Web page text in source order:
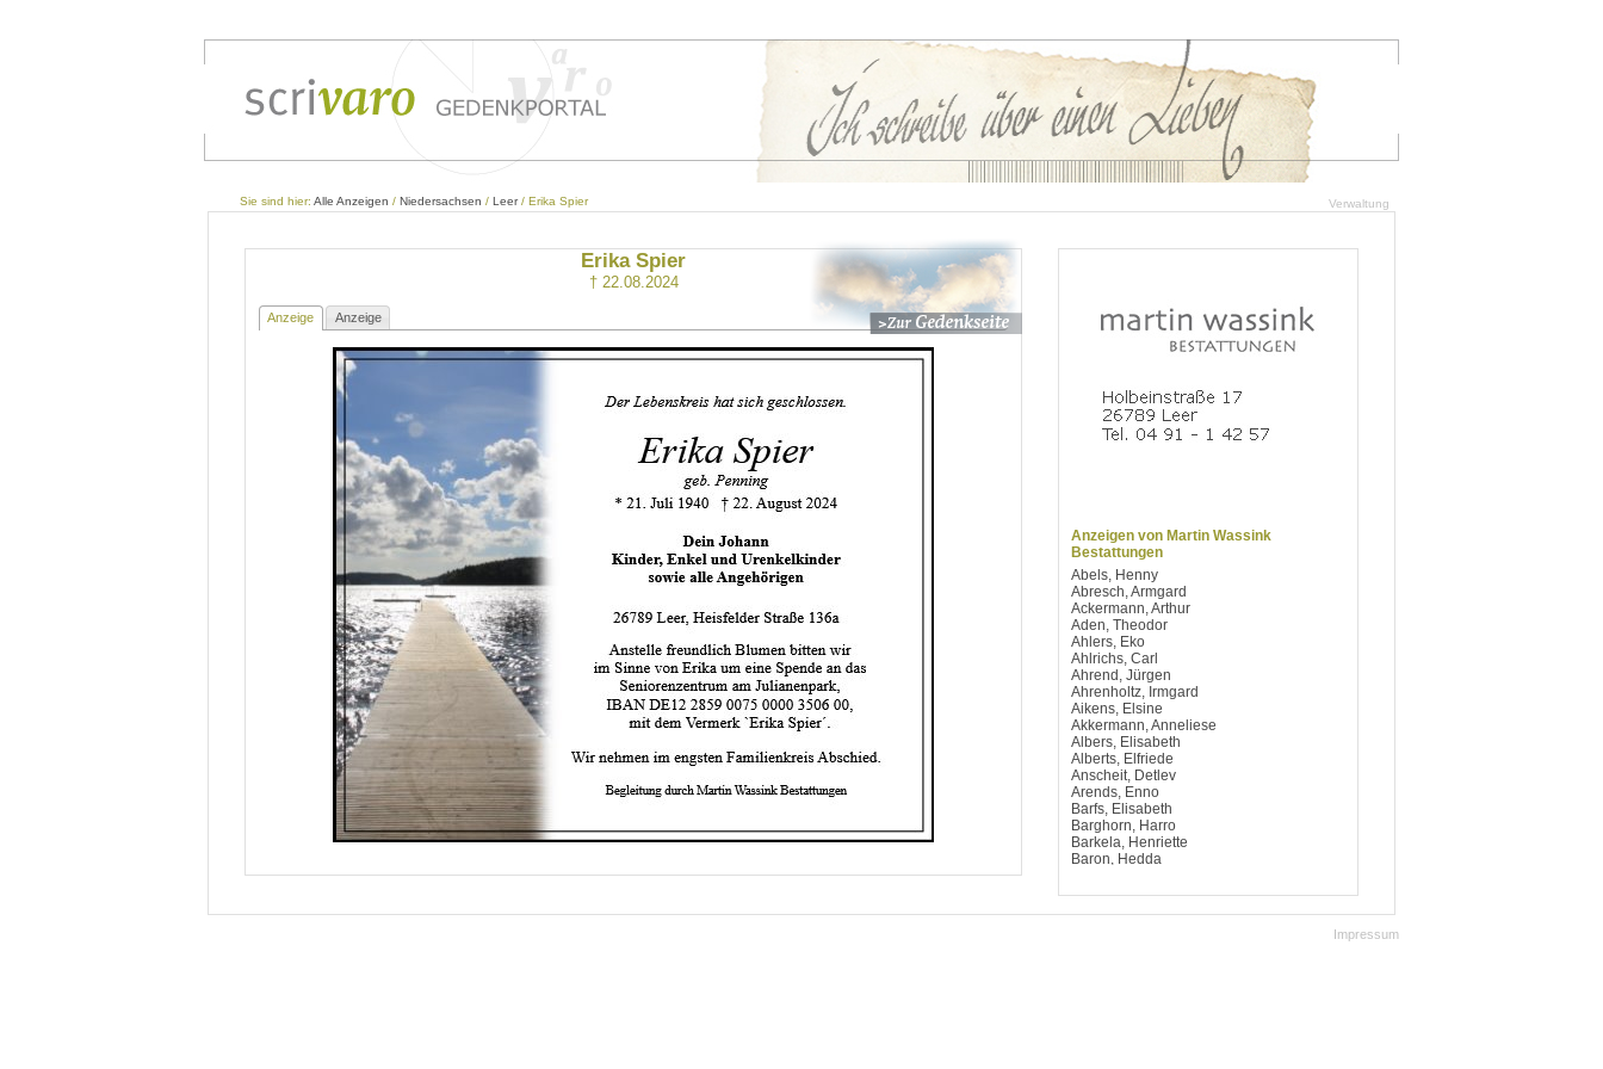
Verwaltung
Sie sind hier: Alle Anzeigen / Niedersachsen / Leer/ Erika Spier
Erika Spier
† 22.08.2024
Anzeige Anzeige
Anzeigen von Martin Wassink
Bestattungen
Abels, Henny
Abresch, Armgard
Ackermann, Arthur
Aden, Theodor
Ahlers, Eko
Ahlrichs, Carl
Ahrend, Jürgen
Ahrenholtz, Irmgard
Aikens, Elsine
Akkermann, Anneliese
Albers, Elisabeth
Alberts, Elfriede
Anscheit, Detlev
Arends, Enno
Barfs, Elisabeth
Barghorn, Harro
Barkela, Henriette
Baron, Hedda
Battermann, Anneliese
Impressum